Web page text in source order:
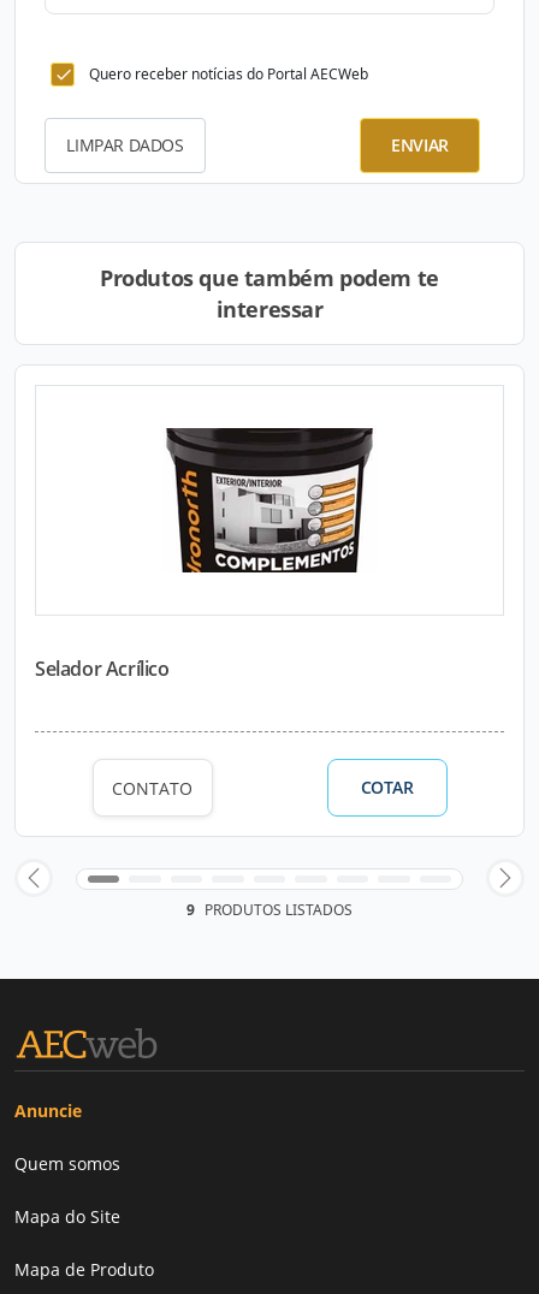
Quero receber notícias do Portal AECWeb
LIMPAR DADOS ENVIAR
Produtos que também podem te
interessar
Selador Acrílico
CONTATO COTAR
9 PRODUTOS LISTADOS
Anuncie
Quem somos
Mapa do Site
Mapa de Produto